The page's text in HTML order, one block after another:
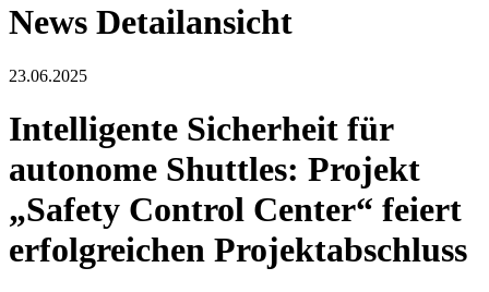
News Detailansicht
23.06.2025
Intelligente Sicherheit für
autonome Shuttles: Projekt
„Safety Control Center“ feiert
erfolgreichen Projektabschluss